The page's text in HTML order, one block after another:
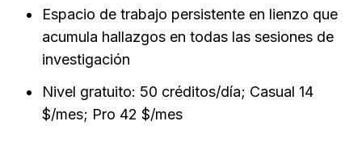
Espacio de trabajo persistente en lienzo que
acumula hallazgos en todas las sesiones de
investigación
Nivel gratuito: 50 créditos/día; Casual 14
$/mes; Pro 42 $/mes